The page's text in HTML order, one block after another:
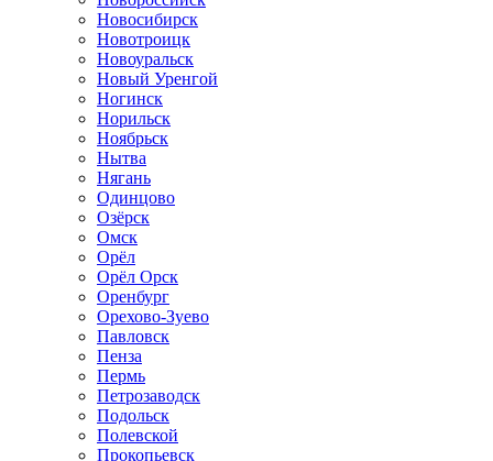
Новосибирск
Новотроицк
Новоуральск
Новый Уренгой
Ногинск
Норильск
Ноябрьск
Нытва
Нягань
Одинцово
Озёрск
Омск
Орёл
Орёл Орск
Оренбург
Орехово-Зуево
Павловск
Пенза
Пермь
Петрозаводск
Подольск
Полевской
Прокопьевск